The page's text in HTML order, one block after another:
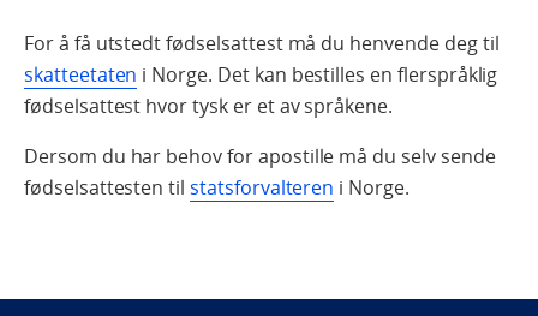
For å få utstedt fødselsattest må du henvende deg til
skatteetaten i Norge. Det kan bestilles en flerspråklig
fødselsattest hvor tysk er et av språkene.
Dersom du har behov for apostille må du selv sende
fødselsattesten tilstatsforvalteren i Norge.